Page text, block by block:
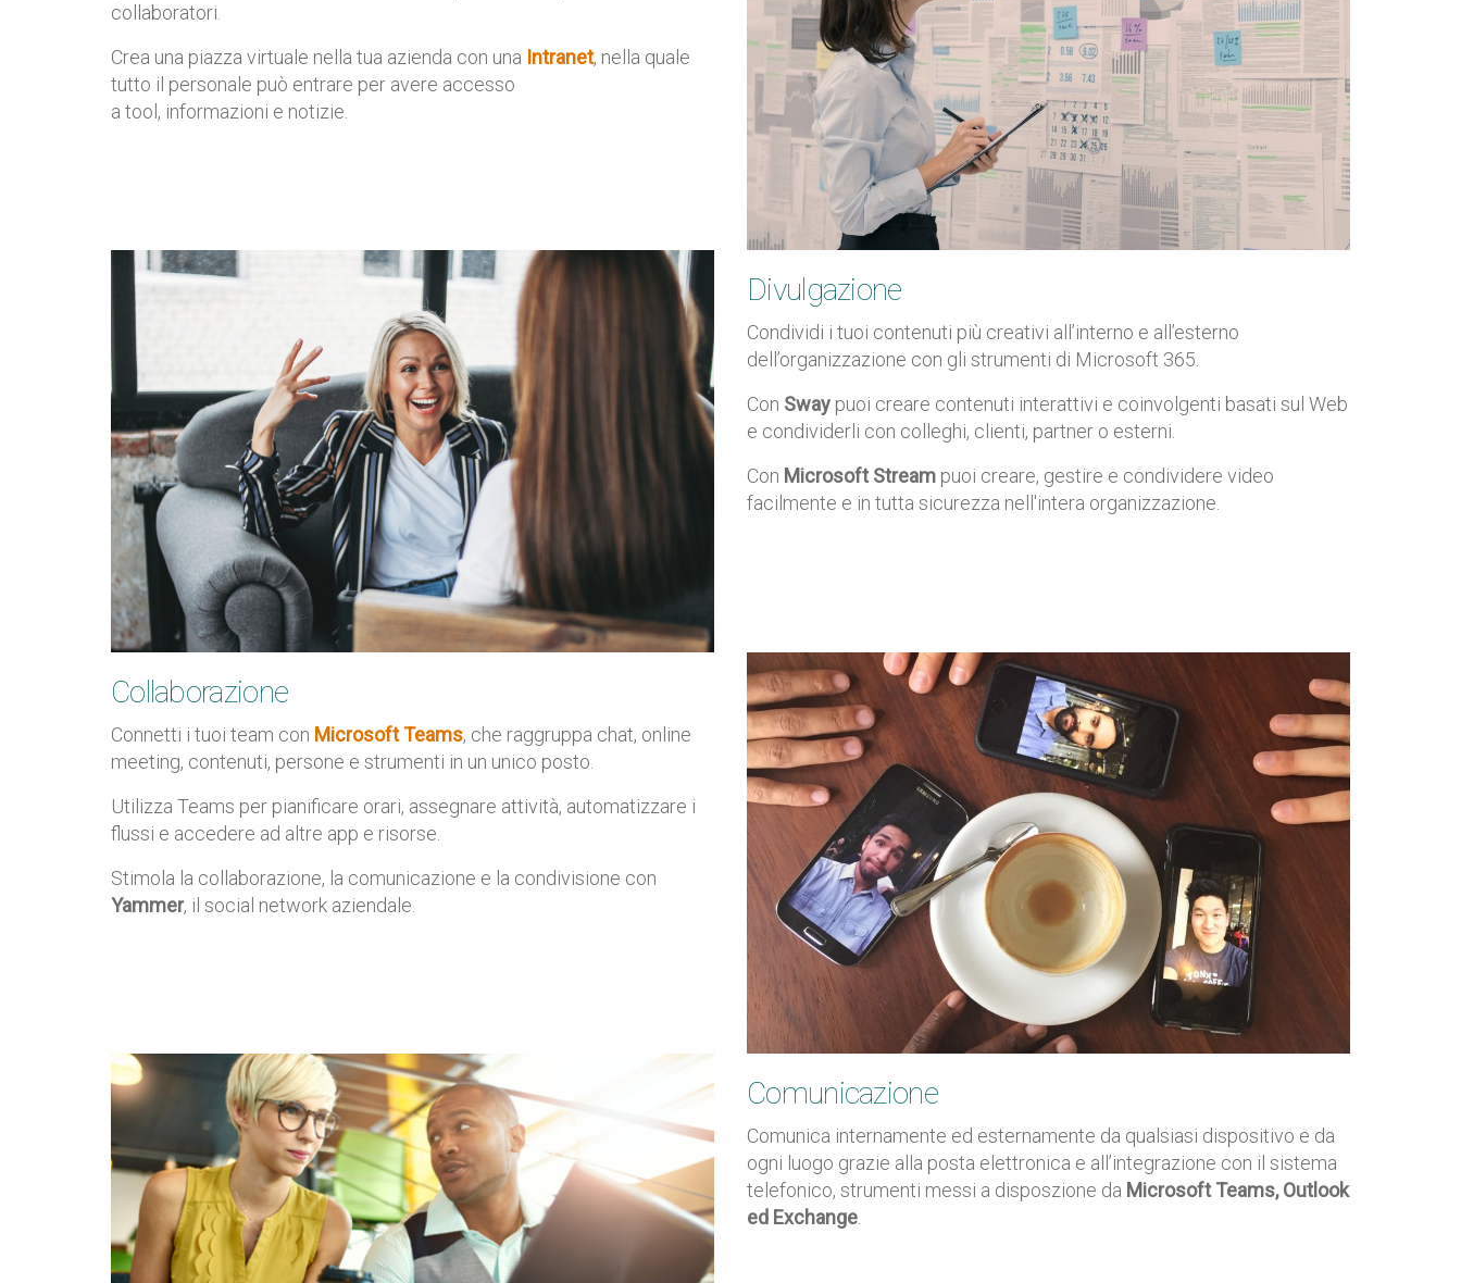
collaboratori.
Crea una piazza virtuale nella tua azienda con una Intranet, nella quale
tutto il personale può entrare per avere accesso
a tool, informazioni e notizie.
Divulgazione
Condividi i tuoi contenuti più creativi all’interno e all’esterno
dell’organizzazione con gli strumenti di Microsoft 365.
Con Sway puoi creare contenuti interattivi e coinvolgenti basati sul Web
e condividerli con colleghi, clienti, partner o esterni.
Con Microsoft Stream puoi creare, gestire e condividere video
facilmente e in tutta sicurezza nell'intera organizzazione.
Collaborazione
Connetti i tuoi team con Microsoft Teams, che raggruppa chat, online
meeting, contenuti, persone e strumenti in un unico posto.
Utilizza Teams per pianificare orari, assegnare attività, automatizzare i
flussi e accedere ad altre app e risorse.
Stimola la collaborazione, la comunicazione e la condivisione con
Yammer, il social network aziendale.
Comunicazione
Comunica internamente ed esternamente da qualsiasi dispositivo e da
ogni luogo grazie alla posta elettronica e all’integrazione con il sistema
telefonico, strumenti messi a disposzione da Microsoft Teams, Outlook
ed Exchange